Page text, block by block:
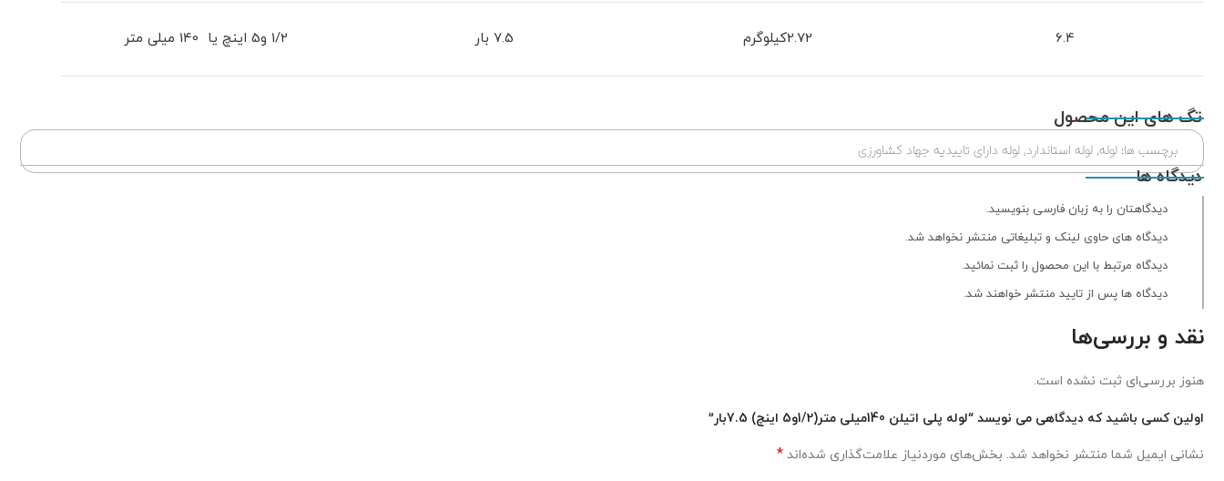
6.4 7.5 بار 1/2 و5 اینچ یا 140 میلی متر
تگ های این محصول
برچسب ها: لوله, لوله استاندارد, لوله دارای تاییدیه جهاد کشاورزی
دیدگاه ها
دیدگاهتان را به زبان فارسی بنویسید.
دیدگاه های حاوی لینک و تبلیغاتی منتشر نخواهد شد.
دیدگاه مرتبط با این محصول را ثبت نمائید.
دیدگاه ها پس از تایید منتشر خواهند شد.
نقد و بررسی‌ها
هنوز بررسی‌ای ثبت نشده است.
اولین کسی باشید که دیدگاهی می نویسد “لوله پلی اتیلن 140میلی متر(1/2و5 اینچ) 7.5بار”
نشانی ایمیل شما منتشر نخواهد شد. بخش‌های موردنیاز علامت‌گذاری شده‌اند *